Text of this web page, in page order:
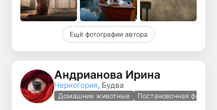
Ещё фотографии автора
Андрианова Ирина
Черногория, Будва
Домашние животные Постановочная